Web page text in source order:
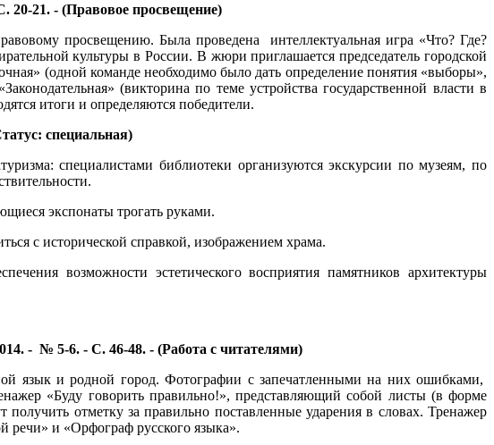
20-21. - (Правовое просвещение)
просвещению. Была проведена интеллектуальная игра «Что? Где?
культуры в России. В жюри приглашается председатель городской
(одной команде необходимо было дать определение понятия «выборы»,
(викторина по теме устройства государственной власти в
итоги и определяются победители.
специальная)
специалистами библиотеки организуются экскурсии по музеям, по
экспонаты трогать руками.
с исторической справкой, изображением храма.
возможности эстетического восприятия памятников архитектуры
- № 5-6. - С. 46-48. - (Работа с читателями)
язык и родной город. Фотографии с запечатленными на них ошибками,
«Буду говорить правильно!», представляющий собой листы (в форме
отметку за правильно поставленные ударения в словах. Тренажер
речи» и «Орфограф русского языка».